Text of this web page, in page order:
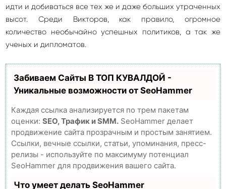
идти и добиваться все тех же и даже больших утраченных
высот. Среди Викторов, как правило, огромное
количество необычайно успешных политиков, а так же
ученых и дипломатов.
Забиваем Сайты В ТОП КУВАЛДОЙ -
Уникальные возможности от SeoHammer
Каждая ссылка анализируется по трем пакетам
оценки: SEO, Трафик и SMM. SeoHammer делает
продвижение сайта прозрачным и простым занятием.
Ссылки, вечные ссылки, статьи, упоминания, пресс-
релизы - используйте по максимуму потенциал
SeoHammer для продвижения вашего сайта.
Что умеет делать SeoHammer